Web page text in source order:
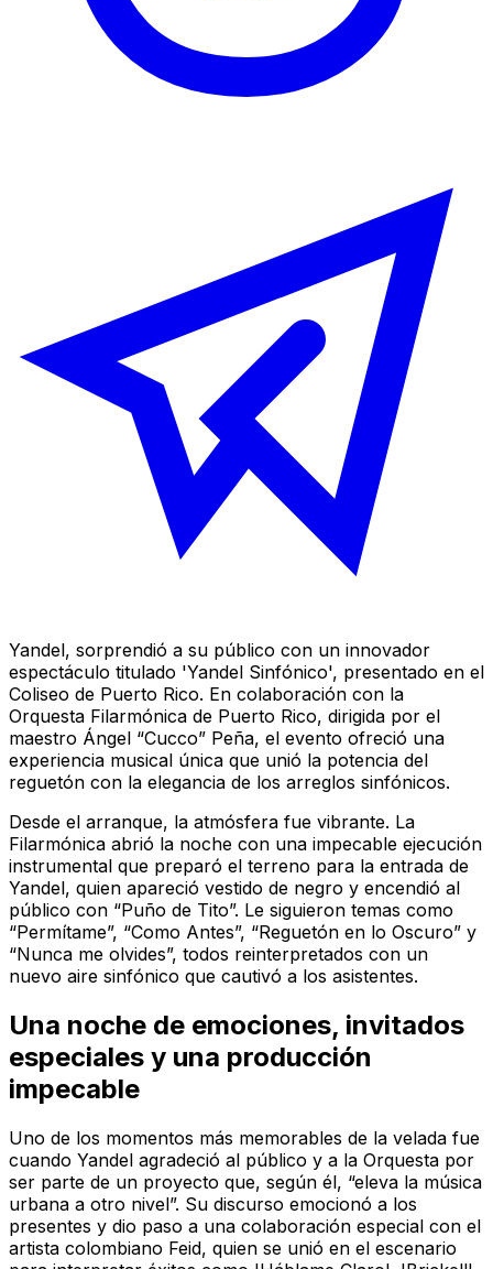
Yandel, sorprendió a su público con un innovador
espectáculo titulado 'Yandel Sinfónico', presentado en el
Coliseo de Puerto Rico. En colaboración con la
Orquesta Filarmónica de Puerto Rico, dirigida por el
maestro Ángel “Cucco” Peña, el evento ofreció una
experiencia musical única que unió la potencia del
reguetón con la elegancia de los arreglos sinfónicos.
Desde el arranque, la atmósfera fue vibrante. La
Filarmónica abrió la noche con una impecable ejecución
instrumental que preparó el terreno para la entrada de
Yandel, quien apareció vestido de negro y encendió al
público con “Puño de Tito”. Le siguieron temas como
“Permítame”, “Como Antes”, “Reguetón en lo Oscuro” y
“Nunca me olvides”, todos reinterpretados con un
nuevo aire sinfónico que cautivó a los asistentes.
Una noche de emociones, invitados
especiales y una producción
impecable
Uno de los momentos más memorables de la velada fue
cuando Yandel agradeció al público y a la Orquesta por
ser parte de un proyecto que, según él, “eleva la música
urbana a otro nivel”. Su discurso emocionó a los
presentes y dio paso a una colaboración especial con el
artista colombiano Feid, quien se unió en el escenario